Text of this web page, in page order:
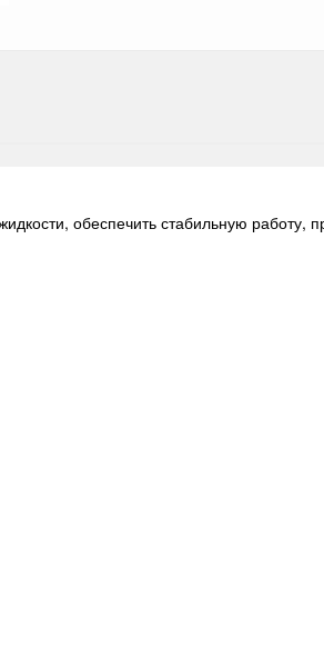
обеспечить стабильную работу,